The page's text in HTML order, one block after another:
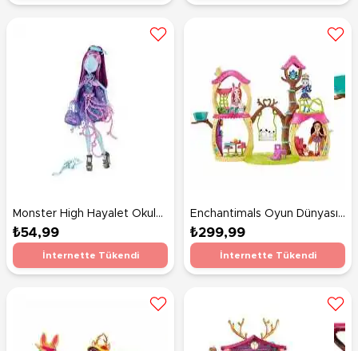
Monster High Hayalet Okulu
Öğrencileri
₺54,99
İnternette Tükendi
Enchantimals Oyun Dünyası
Evi
₺299,99
İnternette Tükendi